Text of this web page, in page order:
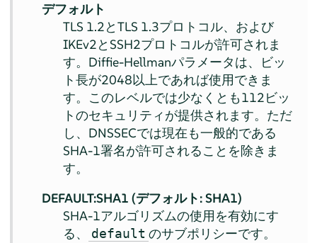
デフォルト
TLS 1.2とTLS 1.3プロトコル、および
IKEv2とSSH2プロトコルが許可されま
す。Diffie-Hellmanパラメータは、ビッ
ト長が2048以上であれば使用できま
す。このレベルでは少なくとも112ビッ
トのセキュリティが提供されます。ただ
し、DNSSECでは現在も一般的である
SHA-1署名が許可されることを除きま
す。
DEFAULT:SHA1 (デフォルト: SHA1)
SHA-1アルゴリズムの使用を有効にす
る、
default のサブポリシーです。